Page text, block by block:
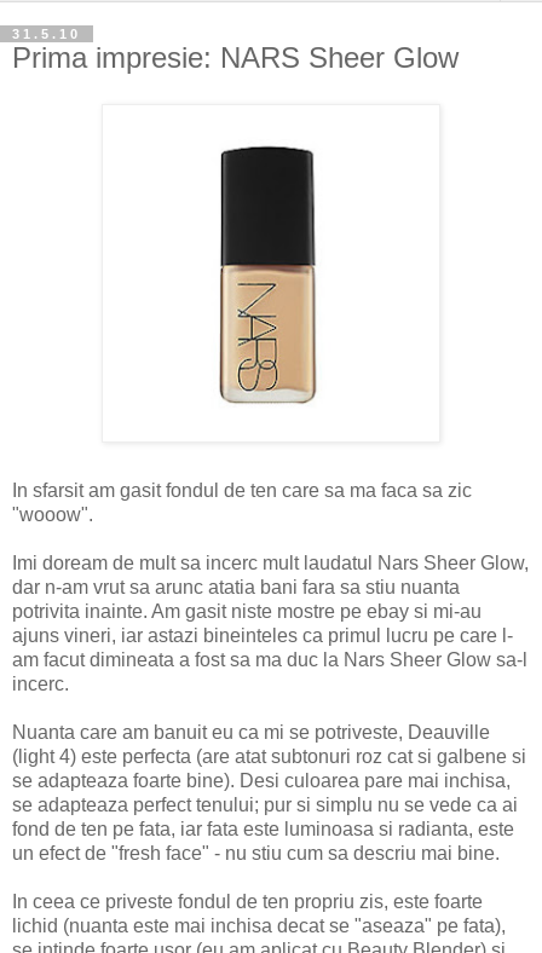
31.5.10
Prima impresie: NARS Sheer Glow
In sfarsit am gasit fondul de ten care sa ma faca sa zic
"wooow".
Imi doream de mult sa incerc mult laudatul Nars Sheer Glow,
dar n-am vrut sa arunc atatia bani fara sa stiu nuanta
potrivita inainte. Am gasit niste mostre pe ebay si mi-au
ajuns vineri, iar astazi bineinteles ca primul lucru pe care l-
am facut dimineata a fost sa ma duc la Nars Sheer Glow sa-l
incerc.
Nuanta care am banuit eu ca mi se potriveste, Deauville
(light 4) este perfecta (are atat subtonuri roz cat si galbene si
se adapteaza foarte bine). Desi culoarea pare mai inchisa,
se adapteaza perfect tenului; pur si simplu nu se vede ca ai
fond de ten pe fata, iar fata este luminoasa si radianta, este
un efect de "fresh face" - nu stiu cum sa descriu mai bine.
In ceea ce priveste fondul de ten propriu zis, este foarte
lichid (nuanta este mai inchisa decat se "aseaza" pe fata),